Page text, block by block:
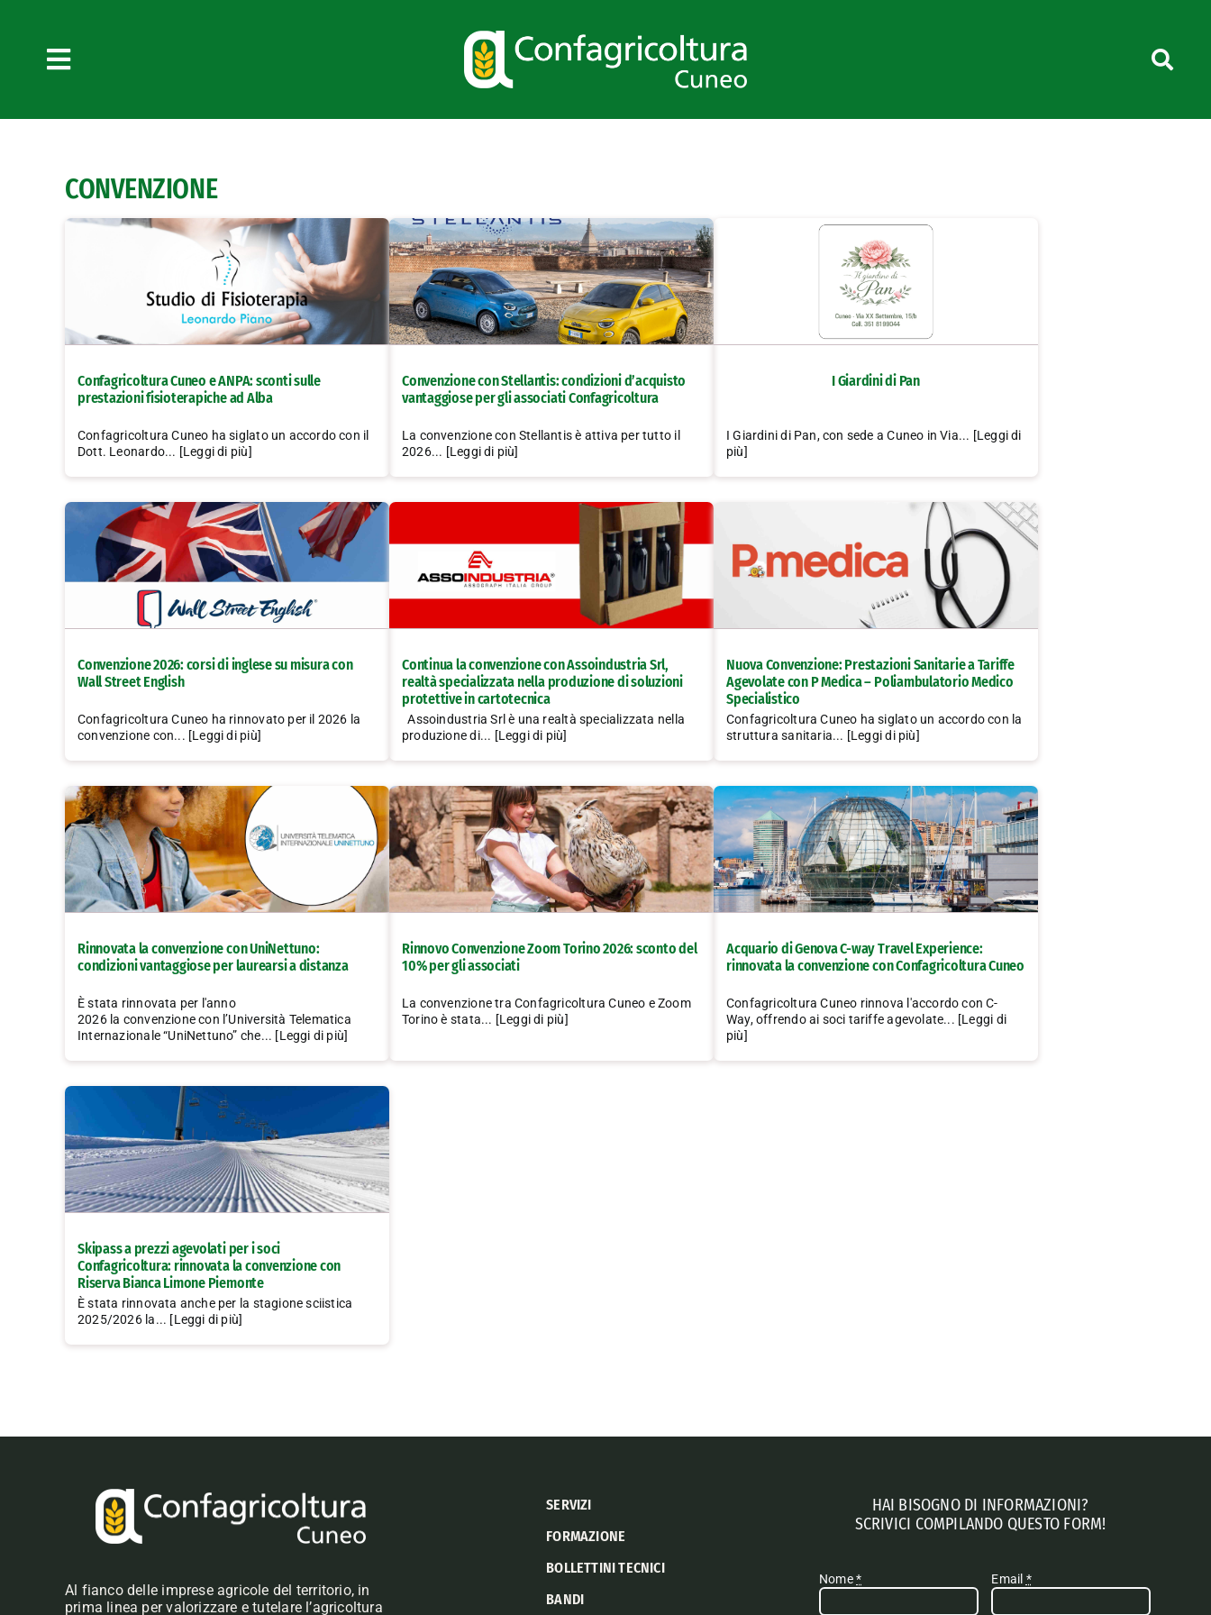
Toggle
CONVENZIONE
Confagricoltura Cuneo e ANPA: sconti sulle
prestazioni fisioterapiche ad Alba
Confagricoltura Cuneo ha siglato un accordo con il
Dott. Leonardo... [Leggi di più]
Convenzione con Stellantis: condizioni d’acquisto
vantaggiose per gli associati Confagricoltura
La convenzione con Stellantis è attiva per tutto il
2026... [Leggi di più]
I Giardini di Pan
I Giardini di Pan, con sede a Cuneo in Via... [Leggi di
più]
Convenzione 2026: corsi di inglese su misura con
Wall Street English
Confagricoltura Cuneo ha rinnovato per il 2026 la
convenzione con... [Leggi di più]
Continua la convenzione con Assoindustria Srl,
realtà specializzata nella produzione di soluzioni
protettive in cartotecnica
Assoindustria Srl è una realtà specializzata nella
produzione di... [Leggi di più]
Nuova Convenzione: Prestazioni Sanitarie a Tariffe
Agevolate con P Medica – Poliambulatorio Medico
Specialistico
Confagricoltura Cuneo ha siglato un accordo con la
struttura sanitaria... [Leggi di più]
Rinnovata la convenzione con UniNettuno:
condizioni vantaggiose per laurearsi a distanza
È stata rinnovata per l'anno
2026 la convenzione con l’Università Telematica
Internazionale “UniNettuno” che... [Leggi di più]
Rinnovo Convenzione Zoom Torino 2026: sconto del
10% per gli associati
La convenzione tra Confagricoltura Cuneo e Zoom
Torino è stata... [Leggi di più]
Acquario di Genova C-way Travel Experience:
rinnovata la convenzione con Confagricoltura Cuneo
Confagricoltura Cuneo rinnova l'accordo con C-
Way, offrendo ai soci tariffe agevolate... [Leggi di
più]
Skipass a prezzi agevolati per i soci
Confagricoltura: rinnovata la convenzione con
Riserva Bianca Limone Piemonte
È stata rinnovata anche per la stagione sciistica
2025/2026 la... [Leggi di più]
Al fianco delle imprese agricole del territorio, in
prima linea per valorizzare e tutelare l’agricoltura
SERVIZI
FORMAZIONE
BOLLETTINI TECNICI
BANDI
HAI BISOGNO DI INFORMAZIONI?
SCRIVICI COMPILANDO QUESTO FORM!
Nome* Email *